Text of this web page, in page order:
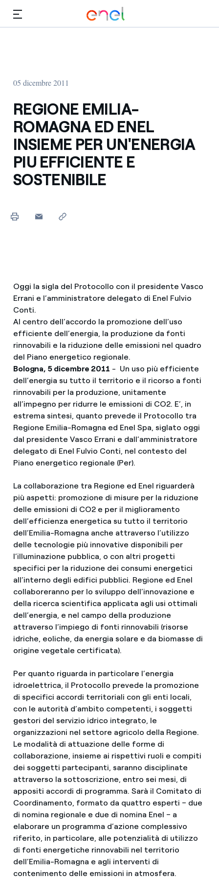
05 dicembre 2011
REGIONE EMILIA-
ROMAGNA ED ENEL
INSIEME PER UN'ENERGIA
PIU EFFICIENTE E
SOSTENIBILE
Oggi la sigla del Protocollo con il presidente Vasco
Errani e l’amministratore delegato di Enel Fulvio
Conti.
Al centro dell’accordo la promozione dell’uso
efficiente dell’energia, la produzione da fonti
rinnovabili e la riduzione delle emissioni nel quadro
del Piano energetico regionale.
Bologna, 5 dicembre 2011 - Un uso più efficiente
dell’energia su tutto il territorio e il ricorso a fonti
rinnovabili per la produzione, unitamente
all’impegno per ridurre le emissioni di CO2. E’, in
estrema sintesi, quanto prevede il Protocollo tra
Regione Emilia-Romagna ed Enel Spa, siglato oggi
dal presidente Vasco Errani e dall’amministratore
delegato di Enel Fulvio Conti, nel contesto del
Piano energetico regionale (Per).
La collaborazione tra Regione ed Enel riguarderà
più aspetti: promozione di misure per la riduzione
delle emissioni di CO2 e per il miglioramento
dell’efficienza energetica su tutto il territorio
dell’Emilia-Romagna anche attraverso l’utilizzo
delle tecnologie più innovative disponibili per
l’illuminazione pubblica, o con altri progetti
specifici per la riduzione dei consumi energetici
all’interno degli edifici pubblici. Regione ed Enel
collaboreranno per lo sviluppo dell’innovazione e
della ricerca scientifica applicata agli usi ottimali
dell’energia, e nel campo della produzione
attraverso l’impiego di fonti rinnovabili (risorse
idriche, eoliche, da energia solare e da biomasse di
origine vegetale certificata).
Per quanto riguarda in particolare l’energia
idroelettrica, il Protocollo prevede la promozione
di specifici accordi territoriali con gli enti locali,
con le autorità d’ambito competenti, i soggetti
gestori del servizio idrico integrato, le
organizzazioni nel settore agricolo della Regione.
Le modalità di attuazione delle forme di
collaborazione, insieme ai rispettivi ruoli e compiti
dei soggetti partecipanti, saranno disciplinate
attraverso la sottoscrizione, entro sei mesi, di
appositi accordi di programma. Sarà il Comitato di
Coordinamento, formato da quattro esperti – due
di nomina regionale e due di nomina Enel – a
elaborare un programma d’azione complessivo
riferito, in particolare, alle potenzialità di utilizzo
di fonti energetiche rinnovabili nel territorio
dell’Emilia-Romagna e agli interventi di
contenimento delle emissioni in atmosfera.